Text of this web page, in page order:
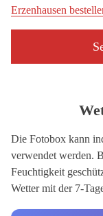
Erzenhausen
Die Fotobox kann
verwendet werden.
Feuchtigkeit
Wetter mit der 7-